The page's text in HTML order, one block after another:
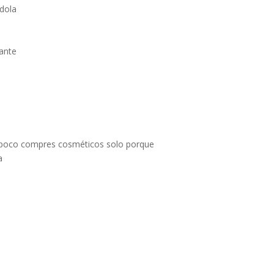
compres cosméticos solo porque